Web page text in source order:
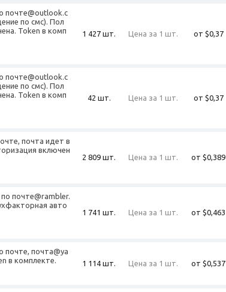
почте@outlook.c
по смс). Пол
Token в комп
1 427 шт. Цена за 1 шт. от $0,37
почте@outlook.c
по смс). Пол
Token в комп
42 шт. Цена за 1 шт. от $0,37
почта идет в
включен
2 809 шт. Цена за 1 шт. от $0,389
почте@rambler.
авто
1 741 шт. Цена за 1 шт. от $0,463
почте, почта@ya
в комплекте.
1 114 шт. Цена за 1 шт. от $0,537